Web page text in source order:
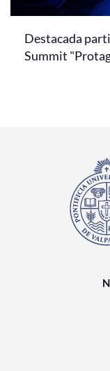
Destacada
Summit